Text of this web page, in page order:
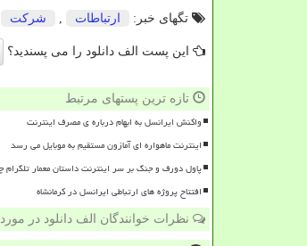
تگهای خبر: ارتباطات شركت
این پست الف دانلود را می پسندید؟
تازه ترین پستهای مرتبط
واکنش ایرانسل به ابهام درباره ی مصرف اینترنت
اینترنت ماهواره ای آمازون مستقیم به موبایل می رسد
پاول دورف و جنگ بر سر اینترنت داستان معمار
افتتاح پروژه های ارتباطی ایرانسل در کرمانشاه
نظرات خوانندگان الف دانلود در